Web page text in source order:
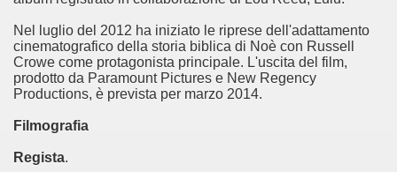
Nel luglio del 2012 ha iniziato le riprese dell'adattamento
cinematografico della storia biblica di Noè con Russell
Crowe come protagonista principale. L'uscita del film,
prodotto da Paramount Pictures e New Regency
Productions, è prevista per marzo 2014.
Filmografia
Regista.
Scorsese
mondo migliore.